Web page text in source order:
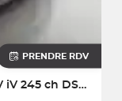
PRENDRE RDV
Octavia Combi 1.4 TSI PHEV iV 245 ch DSG6e